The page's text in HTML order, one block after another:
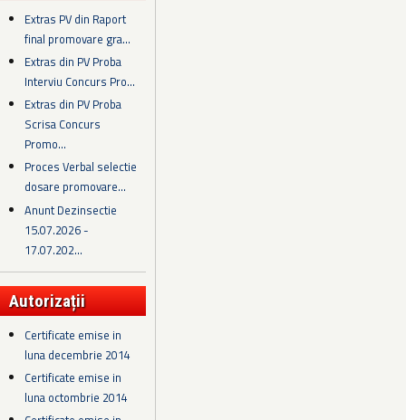
Extras PV din Raport
final promovare gra...
Extras din PV Proba
Interviu Concurs Pro...
Extras din PV Proba
Scrisa Concurs
Promo...
Proces Verbal selectie
dosare promovare...
Anunt Dezinsectie
15.07.2026 -
17.07.202...
Autorizații
Certificate emise in
luna decembrie 2014
Certificate emise in
luna octombrie 2014